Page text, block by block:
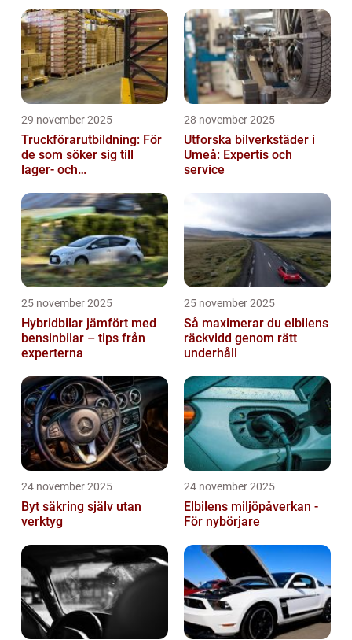
29 november 2025
Truckförarutbildning: För
de som söker sig till
lager- och
28 november 2025
Utforska bilverkstäder i
Umeå: Expertis och
service
25 november 2025
Hybridbilar jämfört med
bensinbilar – tips från
experterna
25 november 2025
Så maximerar du elbilens
räckvidd genom rätt
underhåll
24 november 2025
Byt säkring själv utan
verktyg
24 november 2025
Elbilens miljöpåverkan -
För nybörjare